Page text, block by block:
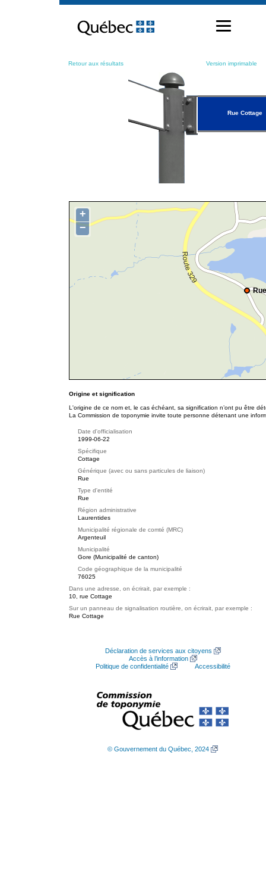
contenu
Retour aux résultats Version imprimable
Rue Cottage
+
−
Origine et signification
L'origine de ce nom et, le cas échéant, sa signification n’ont pu être
La Commission de toponymie invite toute personne détenant une
Date d'officialisation
1999-06-22
Spécifique
Cottage
Générique (avec ou sans particules de liaison)
Rue
Type d'entité
Rue
Région administrative
Laurentides
Municipalité régionale de comté (MRC)
Argenteuil
Municipalité
Gore (Municipalité de canton)
Code géographique de la municipalité
76025
Dans une adresse, on écrirait, par exemple :
10, rue Cottage
Sur un panneau de signalisation routière, on écrirait, par exemple :
Rue Cottage
Déclaration de services aux citoyens
Accès à l’information
Politique de confidentialité
Accessibilité
© Gouvernement du Québec, 2024